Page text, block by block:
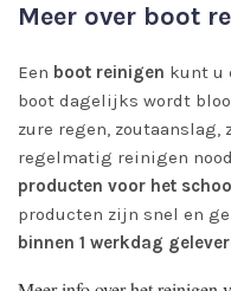
Meer over boot
Een boot reinigen kunt u
boot dagelijks wordt
zure regen, zoutaanslag,
regelmatig reinigen
producten voor het
producten zijn snel en
binnen 1 werkdag